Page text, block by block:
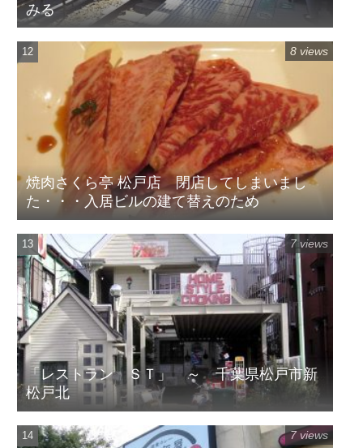
みる
焼肉さくら亭 松戸店 閉店してしまいまし
た・・・入居ビルの建て替えのため
8 views
「レストラン ＳＴ」 ～ 千葉県松戸市新
松戸北
7 views
7 views